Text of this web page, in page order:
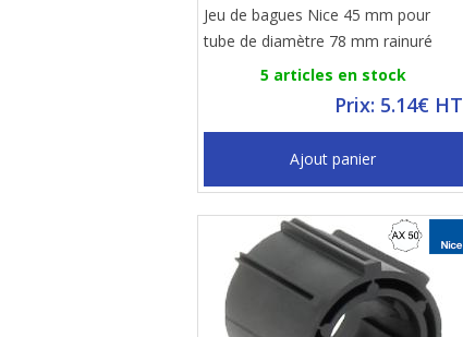
Jeu de bagues Nice 45 mm pour
tube de diamètre 78 mm rainuré
5 articles en stock
Prix: 5.14€ HT
Ajout panier